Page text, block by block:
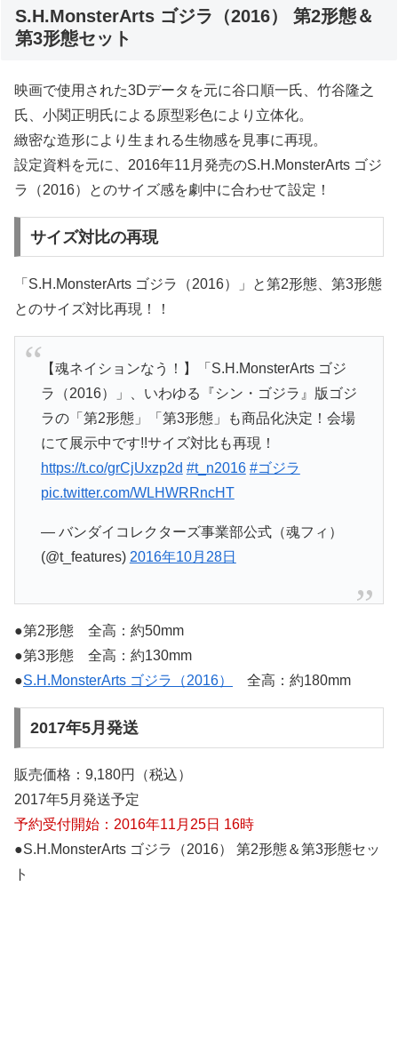
S.H.MonsterArts ゴジラ（2016） 第2形態＆
第3形態セット
映画で使用された3Dデータを元に谷口順一氏、竹谷隆之
氏、小関正明氏による原型彩色により立体化。
緻密な造形により生まれる生物感を見事に再現。
設定資料を元に、2016年11月発売のS.H.MonsterArts ゴジ
ラ（2016）とのサイズ感を劇中に合わせて設定！
サイズ対比の再現
「S.H.MonsterArts ゴジラ（2016）」と第2形態、第3形態
とのサイズ対比再現！！
【魂ネイションなう！】「S.H.MonsterArts ゴジ
ラ（2016）」、いわゆる『シン・ゴジラ』版ゴジ
ラの「第2形態」「第3形態」も商品化決定！会場
にて展示中です!!サイズ対比も再現！
https://t.co/grCjUxzp2d #t_n2016 #ゴジラ
pic.twitter.com/WLHWRRncHT
— バンダイコレクターズ事業部公式（魂フィ）
(@t_features) 2016年10月28日
●第2形態 全高：約50mm
●第3形態 全高：約130mm
●S.H.MonsterArts ゴジラ（2016） 全高：約180mm
2017年5月発送
販売価格：9,180円（税込）
2017年5月発送予定
予約受付開始：2016年11月25日 16時
●S.H.MonsterArts ゴジラ（2016） 第2形態＆第3形態セッ
ト